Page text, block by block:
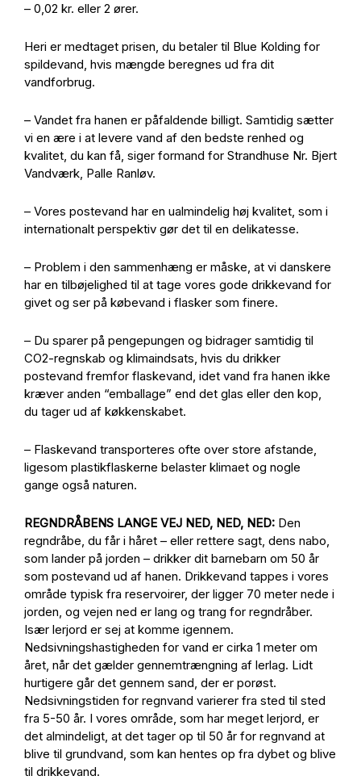
– 0,02 kr. eller 2 ører.
Heri er medtaget prisen, du betaler til Blue Kolding for
spildevand, hvis mængde beregnes ud fra dit
vandforbrug.
– Vandet fra hanen er påfaldende billigt. Samtidig sætter
vi en ære i at levere vand af den bedste renhed og
kvalitet, du kan få, siger formand for Strandhuse Nr. Bjert
Vandværk, Palle Ranløv.
– Vores postevand har en ualmindelig høj kvalitet, som i
internationalt perspektiv gør det til en delikatesse.
– Problem i den sammenhæng er måske, at vi danskere
har en tilbøjelighed til at tage vores gode drikkevand for
givet og ser på købevand i flasker som finere.
– Du sparer på pengepungen og bidrager samtidig til
CO2-regnskab og klimaindsats, hvis du drikker
postevand fremfor flaskevand, idet vand fra hanen ikke
kræver anden “emballage” end det glas eller den kop,
du tager ud af køkkenskabet.
– Flaskevand transporteres ofte over store afstande,
ligesom plastikflaskerne belaster klimaet og nogle
gange også naturen.
REGNDRÅBENS LANGE VEJ NED, NED, NED: Den
regndråbe, du får i håret – eller rettere sagt, dens nabo,
som lander på jorden – drikker dit barnebarn om 50 år
som postevand ud af hanen. Drikkevand tappes i vores
område typisk fra reservoirer, der ligger 70 meter nede i
jorden, og vejen ned er lang og trang for regndråber.
Især lerjord er sej at komme igennem.
Nedsivningshastigheden for vand er cirka 1 meter om
året, når det gælder gennemtrængning af lerlag. Lidt
hurtigere går det gennem sand, der er porøst.
Nedsivningstiden for regnvand varierer fra sted til sted
fra 5-50 år. I vores område, som har meget lerjord, er
det almindeligt, at det tager op til 50 år for regnvand at
blive til grundvand, som kan hentes op fra dybet og blive
til drikkevand.